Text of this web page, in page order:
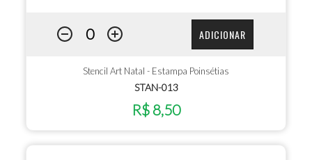
ADICIONAR
Stencil Art Natal - Estampa Poinsétias
STAN-013
R$ 8,50